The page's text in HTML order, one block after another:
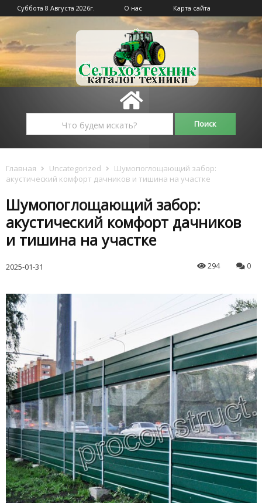
Суббота 8 Августа 2026г. О нас Карта сайта
Главная Uncategorized
Шумопоглощающий забор:
акустический комфорт дачников и тишина на участке
Шумопоглощающий забор:
акустический комфорт дачников
и тишина на участке
2025-01-31 294 0